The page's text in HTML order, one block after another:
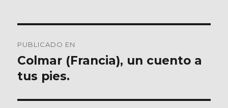
de
entradas
PUBLICADO EN
Colmar (Francia), un cuento a
tus pies.